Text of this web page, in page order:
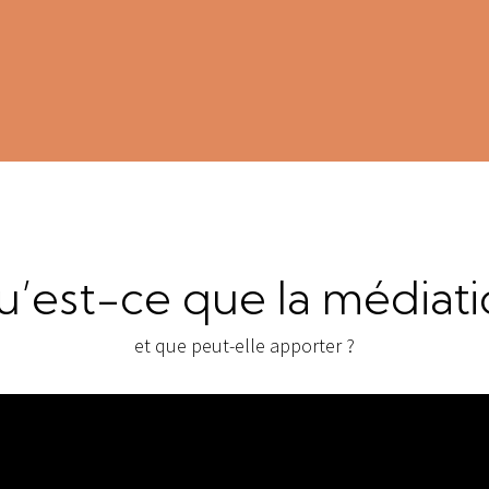
ce que la
et que peut-elle apporter ?